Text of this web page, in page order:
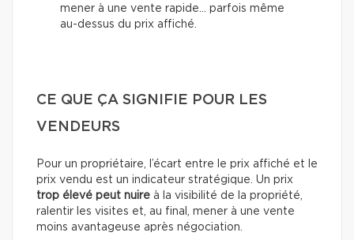
mener à une vente rapide… parfois même
au-dessus du prix affiché.
CE QUE ÇA SIGNIFIE POUR LES
VENDEURS
Pour un propriétaire, l’écart entre le prix affiché et le
prix vendu est un indicateur stratégique. Un prix
trop élevé peut nuire à la visibilité de la propriété,
ralentir les visites et, au final, mener à une vente
moins avantageuse après négociation.